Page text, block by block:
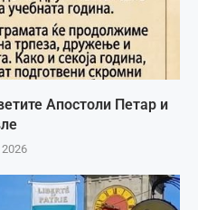
Апостоли Петар и
2026